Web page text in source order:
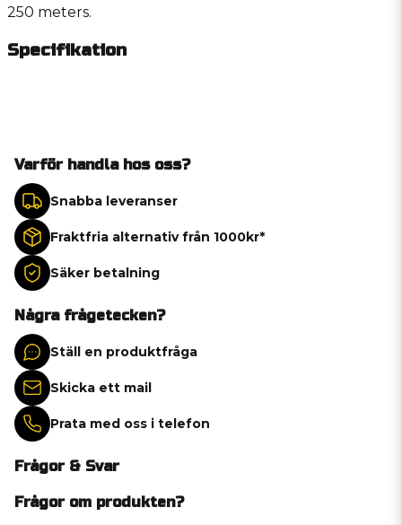
250 meters.
Specifikation
Varför handla hos oss?
Snabba leveranser
Fraktfria alternativ från 1000kr*
Säker betalning
Några frågetecken?
Ställ en produktfråga
Skicka ett mail
Prata med oss i telefon
Frågor & Svar
Frågor om produkten?